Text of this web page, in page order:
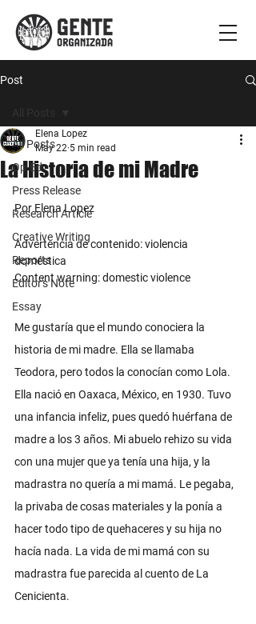
Post
All Posts
Op-Ed
Press Release
Research Article
Creative Writing
Reports
Editor's Note
Essay
La Historia de mi Madre
Elena Lopez
May 22 5 min read
Por Elena Lopez
Advertencia de contenido: violencia
doméstica
Content warning: domestic violence
Me gustaría que el mundo conociera la
historia de mi madre. Ella se llamaba
Teodora, pero todos la conocían como Lola.
Ella nació en Oaxaca, México, en 1930. Tuvo
una infancia infeliz, pues quedó huérfana de
madre a los 3 años. Mi abuelo rehizo su vida
con una mujer que ya tenía una hija, y la
madrastra no quería a mi mamá. Le pegaba,
la privaba de cosas materiales y la ponía a
hacer todo tipo de quehaceres y su hija no
hacía nada. La vida de mi mamá con su
madrastra fue parecida al cuento de La
Cenicienta.